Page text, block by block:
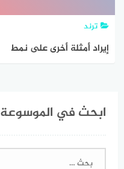
إليه
ترند
إيراد أمثلة أخرى على نمط
ابحث في الموسوعة
البحث